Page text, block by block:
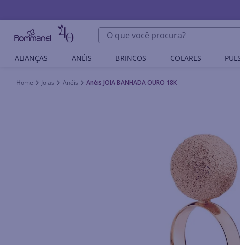
O que você procura?
ALIANÇAS ANÉIS BRINCOS COLARES
Joias Anéis Anéis JOIA BANHADA OURO 18K